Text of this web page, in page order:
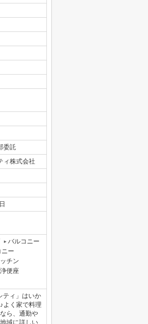
委託
ィ株式会社
バルコニー
ニー
チン
便座
ティ」はいか
よく家で料理
ら、通勤や
域に詳しい